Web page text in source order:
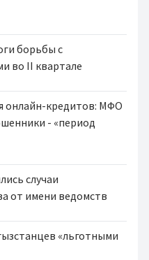
борьбы с
во II квартале
онлайн-кредитов: МФО
- «период
случаи
от имени ведомств
«льготными